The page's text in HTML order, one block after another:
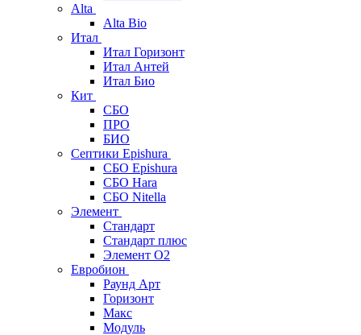
Alta
Alta Bio
Итал
Итал Горизонт
Итал Антей
Итал Био
Кит
СБО
ПРО
БИО
Септики Epishura
СБО Epishura
СБО Hara
СБО Nitella
Элемент
Стандарт
Стандарт плюс
Элемент О2
Евробион
Раунд Арт
Горизонт
Макс
Модуль